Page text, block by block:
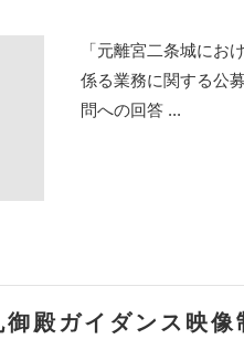
「元離宮二条城にお
係る業務に関する公
問への回答 ...
御殿ガイダンス映